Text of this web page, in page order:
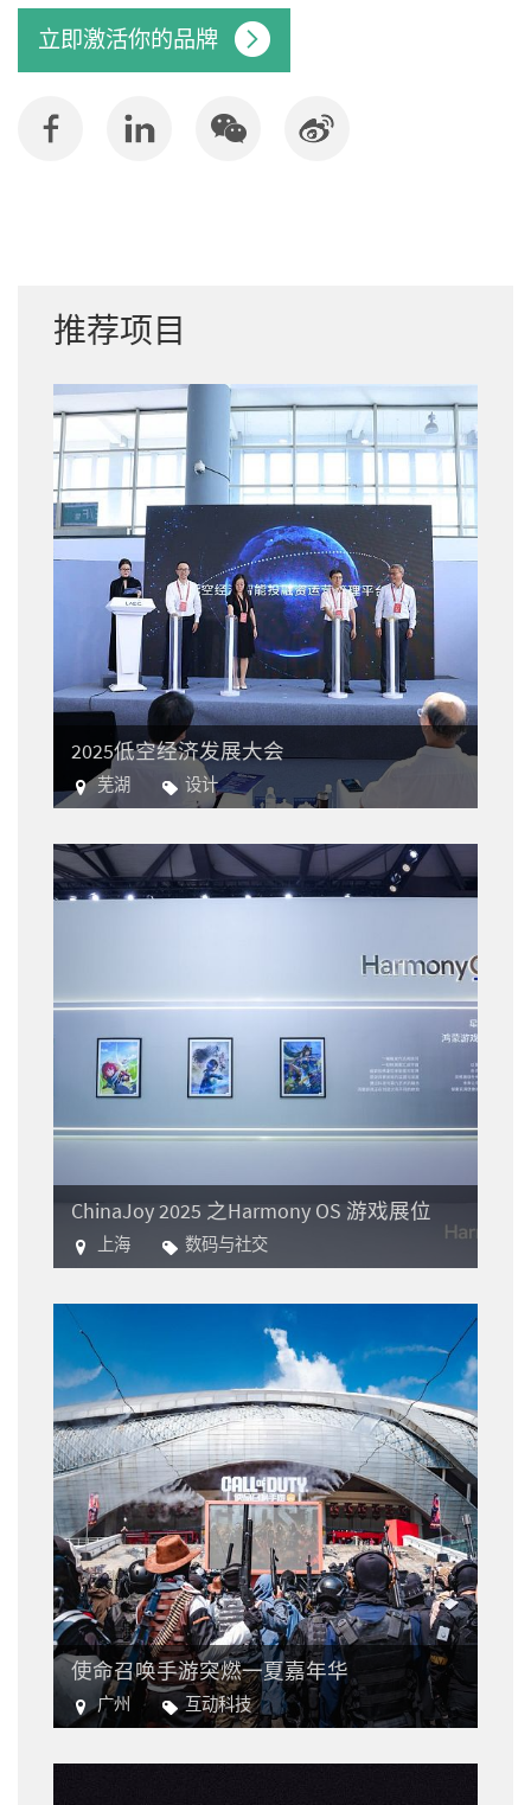
立即激活你的品牌
推荐项目
2025低空经济发展大会
芜湖
设计
航空业
ChinaJoy 2025 之Harmony OS 游戏展位
上海
数码与社交
电子游戏
使命召唤手游突燃一夏嘉年华
广州
互动科技
电竞
电子游戏